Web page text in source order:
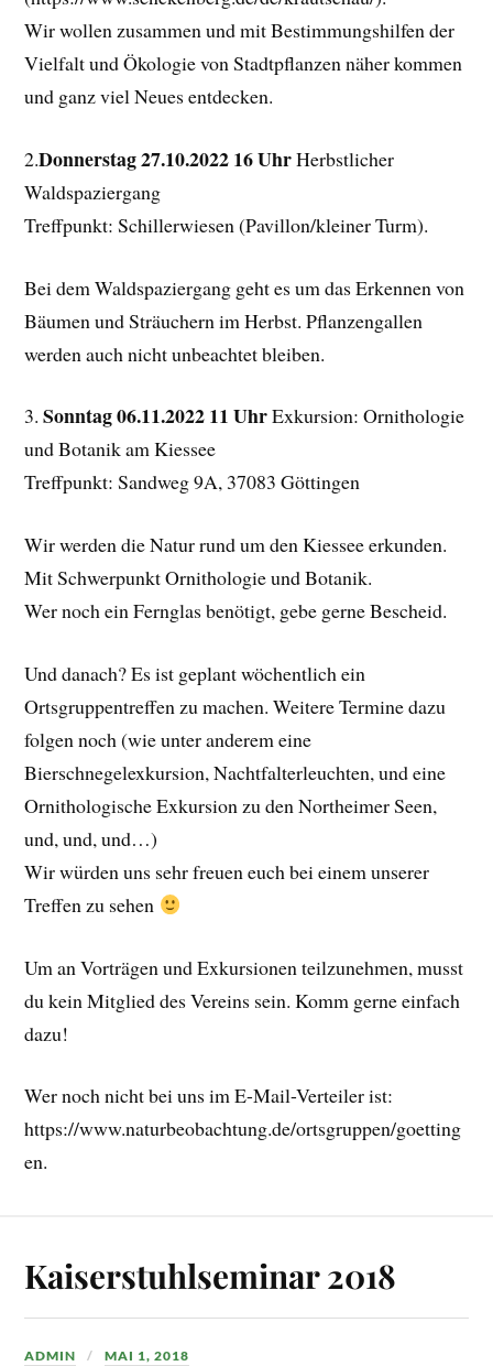
Wir wollen zusammen und mit Bestimmungshilfen der
Vielfalt und Ökologie von Stadtpflanzen näher kommen
und ganz viel Neues entdecken.
2.Donnerstag 27.10.2022 16 UhrHerbstlicher
Waldspaziergang
Treffpunkt: Schillerwiesen (Pavillon/kleiner Turm).
Bei dem Waldspaziergang geht es um das Erkennen von
Bäumen und Sträuchern im Herbst. Pflanzengallen
werden auch nicht unbeachtet bleiben.
3.Sonntag 06.11.2022 11 UhrExkursion: Ornithologie
und Botanik am Kiessee
Treffpunkt: Sandweg 9A, 37083 Göttingen
Wir werden die Natur rund um den Kiessee erkunden.
Mit Schwerpunkt Ornithologie und Botanik.
Wer noch ein Fernglas benötigt, gebe gerne Bescheid.
Und danach? Es ist geplant wöchentlich ein
Ortsgruppentreffen zu machen. Weitere Termine dazu
folgen noch (wie unter anderem eine
Bierschnegelexkursion, Nachtfalterleuchten, und eine
Ornithologische Exkursion zu den Northeimer Seen,
und, und, und…)
Wir würden uns sehr freuen euch bei einem unserer
Treffen zu sehen
Um an Vorträgen und Exkursionen teilzunehmen, musst
du kein Mitglied des Vereins sein. Komm gerne einfach
dazu!
Wer noch nicht bei uns im E-Mail-Verteiler ist:
https://www.naturbeobachtung.de/ortsgruppen/goetting
en.
Kaiserstuhlseminar 2018
ADMIN MAI 1, 2018